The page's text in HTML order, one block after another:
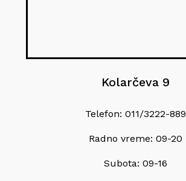
Kolarčeva 9
Telefon: 011/3222-889
Radno vreme: 09-20
Subota: 09-16